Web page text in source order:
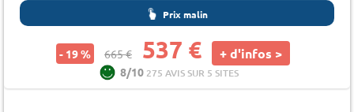
Prix malin
- 19 % 665 € 537 € + d'infos >
8/10 275 AVIS SUR 5 SITES